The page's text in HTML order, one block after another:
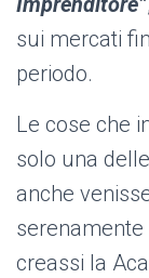
sui mercati
periodo.
Le cose che
solo una
anche
creassi la